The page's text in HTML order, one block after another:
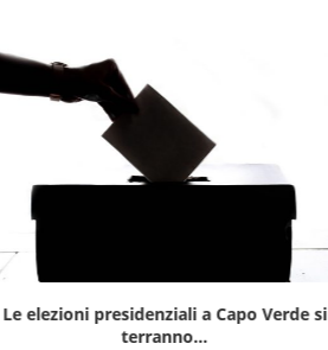
Le elezioni presidenziali a Capo Verde si
terranno...